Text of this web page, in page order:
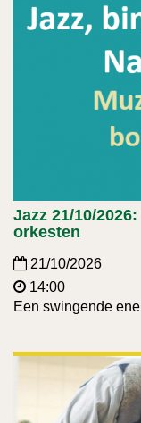
Jazz 21/10/
orkesten
21/10/2026
14:00
Een swingende